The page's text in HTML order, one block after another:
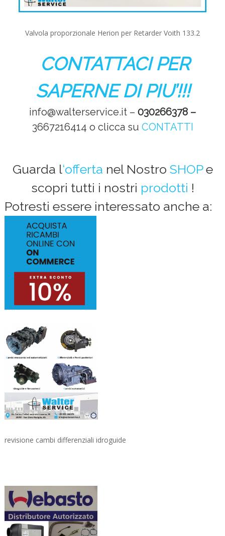
Valvola proporzionale Herion per Retarder Voith 133.2
CONTATTACI PER
SAPERNE DI PIU’!!!
info@walterservice.it – 030266378 –
3667216414 o clicca su CONTATTI
Guarda l‘offerta nel Nostro SHOPe
scopri tutti i nostri prodotti !
Potresti essere interessato anche a:
revisione cambi differenziali idroguide